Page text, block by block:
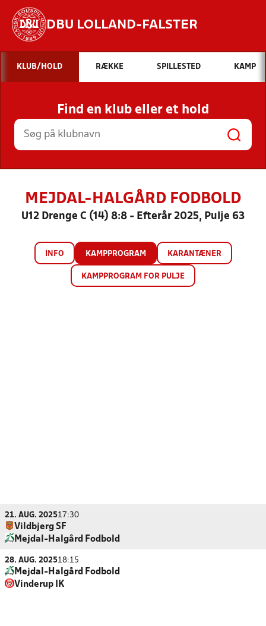
DBU LOLLAND-FALSTER
Hvad vil du søge efter?
INDHOLD OG NYHEDER
STILLINGER, RESULTATER, KLUBBER OG
HOLD
KLUB/HOLD RÆKKE SPILLESTED KAMP
Find en klub eller et hold
MEJDAL-HALGÅRD FODBOLD
U12 Drenge C (14) 8:8 - Efterår 2025, Pulje 63
INFO KAMPPROGRAM KARANTÆNER
KAMPPROGRAM FOR PULJE
21. AUG. 202517:30
Vildbjerg SF
Mejdal-Halgård Fodbold
28. AUG. 202518:15
Mejdal-Halgård Fodbold
Vinderup IK